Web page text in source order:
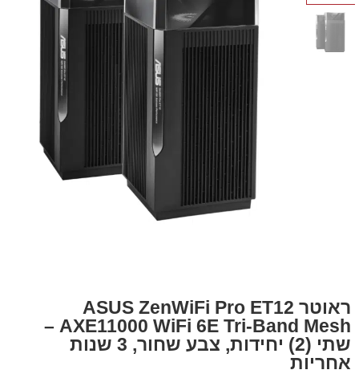
ראוטר ASUS ZenWiFi Pro ET12
AXE11000 WiFi 6E Tri-Band Mesh –
שתי (2) יחידות, צבע שחור, 3 שנות
אחריות